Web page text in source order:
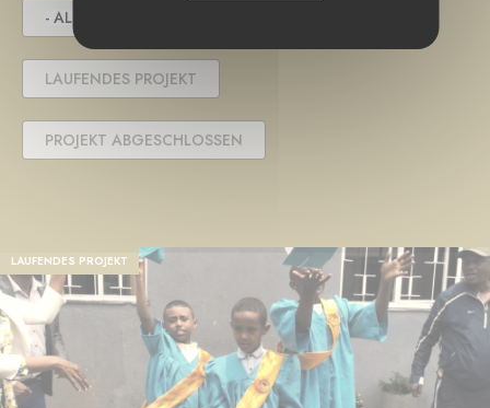
- ALLE -
LAUFENDES PROJEKT
PROJEKT ABGESCHLOSSEN
LAUFENDES PROJEKT